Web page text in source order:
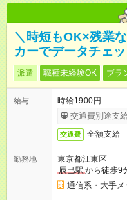
＼時短もOK×残業
カーでデータチェ
派遣 職種未経験OK ブラ
給与
時給1900円
交通費別途支
交通費 全額支給
勤務地
東京都江東区
辰巳駅から徒歩9
通信系・大手メ